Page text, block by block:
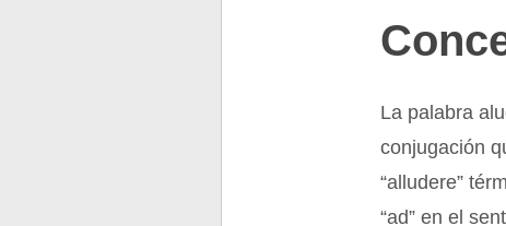
La palabra
conjugación
“alludere”
“ad” en el